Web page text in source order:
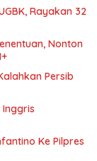
Rayakan 32
Nonton
Persib
Ke Pilpres